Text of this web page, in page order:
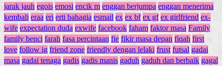
jarak jauh egois emosi encik m enggan berjumpa enggan menerima
kembali eraa eri erti bahagia esmail ex ex bf ex gf ex girlfriend ex-
wife expectation duda exwife facebook faham faktor masa Family
family benci farah fasa percintaan fie fikir masa depan fiqah first
love follow ig friend zone friendly dengan lelaki frust futsal gadai
masa gadai tenaga gadis gadis manis gaduh gaduh dan berbaik gagal